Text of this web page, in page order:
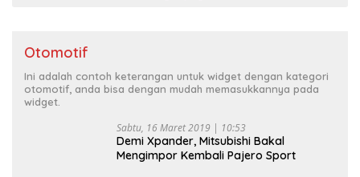
Otomotif
Ini adalah contoh keterangan untuk widget dengan kategori
otomotif, anda bisa dengan mudah memasukkannya pada
widget.
Sabtu, 16 Maret 2019 | 10:53
Demi Xpander, Mitsubishi Bakal
Mengimpor Kembali Pajero Sport